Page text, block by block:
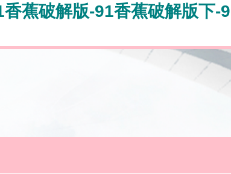
蕉破解版-91香蕉破解版下-